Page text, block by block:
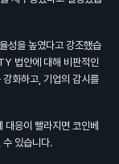
성을 높였다고 강조했습
법안에 대해 비판적인
화하고, 기업의 감시를
대응이 빨라지면 코인베
수 있습니다.